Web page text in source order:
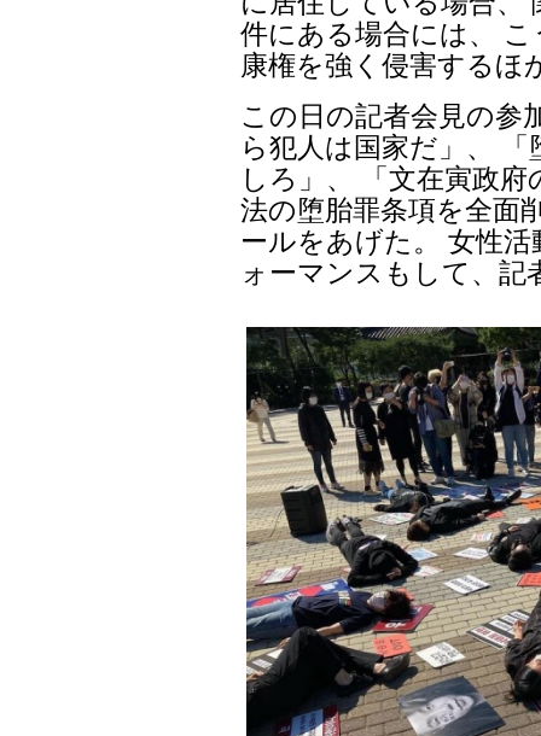
件にある場合には、
康権を強く侵害するほ
この日の記者会見の参
ら犯人は国家だ」、
しろ」、 「文在寅政
法の堕胎罪条項を全面
ールをあげた。 女性
ォーマンスもして、記